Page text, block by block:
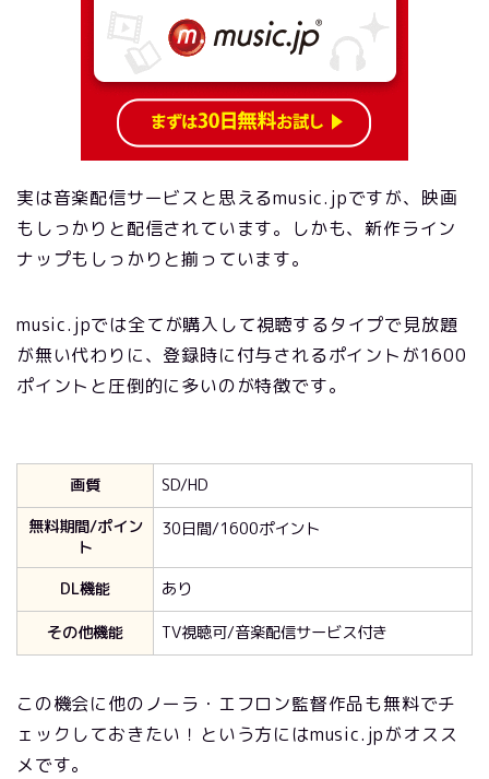
実は音楽配信サービスと思えるmusic.jpですが、映画
もしっかりと配信されています。しかも、新作ライン
ナップもしっかりと揃っています。
music.jpでは全てが購入して視聴するタイプで見放題
が無い代わりに、登録時に付与されるポイントが1600
ポイントと圧倒的に多いのが特徴です。
画質
SD/HD
無料期間/ポイン
ト
30日間/1600ポイント
DL機能
あり
その他機能
TV視聴可/音楽配信サービス付き
この機会に他のノーラ・エフロン監督作品も無料でチ
ェックしておきたい！という方にはmusic.jpがオスス
メです。